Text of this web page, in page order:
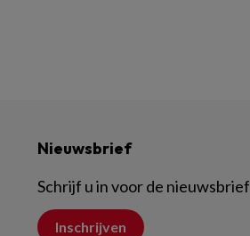
Nieuwsbrief
Schrijf u in voor de nieuwsbrief
Inschrijven